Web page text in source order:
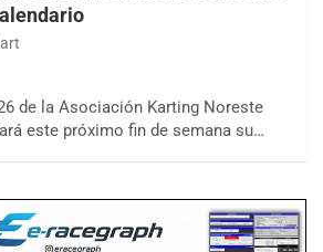
de la Asociación Karting Noreste
este próximo fin de semana su…